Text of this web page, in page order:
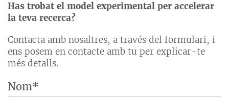
Has trobat el model experimental per accelerar
la teva recerca?
Contacta amb nosaltres, a través del formulari, i
ens posem en contacte amb tu per explicar-te
més detalls.
Nom*